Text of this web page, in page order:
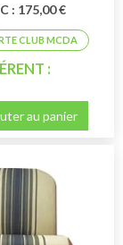
: 175,00 €
:
au panier